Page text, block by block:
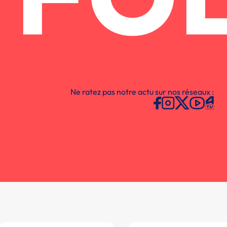
Ne ratez pas notre actu sur nos réseaux :